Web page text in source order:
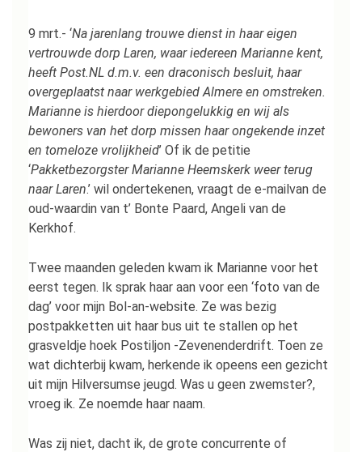
9 mrt.- ‘Na jarenlang trouwe dienst in haar eigen
vertrouwde dorp Laren, waar iedereen Marianne kent,
heeft Post.NL d.m.v. een draconisch besluit, haar
overgeplaatst naar werkgebied Almere en omstreken.
Marianne is hierdoor diepongelukkig en wij als
bewoners van het dorp missen haar ongekende inzet
en tomeloze vrolijkheid’ Of ik de petitie
‘Pakketbezorgster Marianne Heemskerk weer terug
naar Laren.’ wil ondertekenen, vraagt de e-mailvan de
oud-waardin van t’ Bonte Paard, Angeli van de
Kerkhof.
Twee maanden geleden kwam ik Marianne voor het
eerst tegen. Ik sprak haar aan voor een ‘foto van de
dag’ voor mijn Bol-an-website. Ze was bezig
postpakketten uit haar bus uit te stallen op het
grasveldje hoek Postiljon -Zevenenderdrift. Toen ze
wat dichterbij kwam, herkende ik opeens een gezicht
uit mijn Hilversumse jeugd. Was u geen zwemster?,
vroeg ik. Ze noemde haar naam.
Was zij niet, dacht ik, de grote concurrente of